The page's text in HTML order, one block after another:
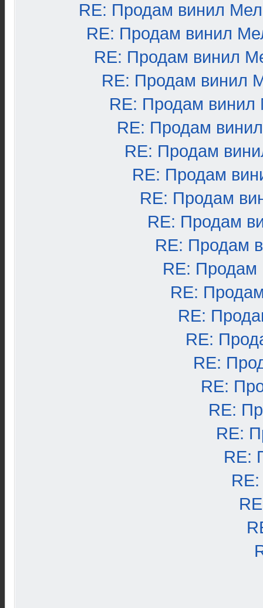
RE: Продам винил
RE: Продам винил
RE: Продам винил
RE: Продам винил
RE: Продам винил
RE: Продам
RE: Продам
RE: Продам
RE: Продам
RE: Продам
RE: Продам
RE: Продам
RE:
RE:
RE:
RE:
RE:
RE:
RE:
RE: